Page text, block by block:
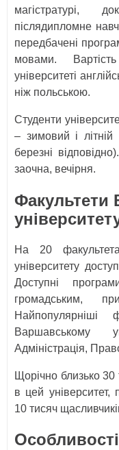
магістратурі,
післядипломне
передбачені
мовами.
університеті
ніж польською.
Студенти
– зимовий і
березні
заочна, вечірня.
Факультети
На 20
університету
Доступні
громадським,
Найпопулярніші
Варшавському
Адміністрація,
Щорічно близько 30
в цей університет,
10 тисяч